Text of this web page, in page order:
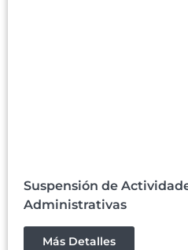
Suspensión de
Administrativas
Más Detalles